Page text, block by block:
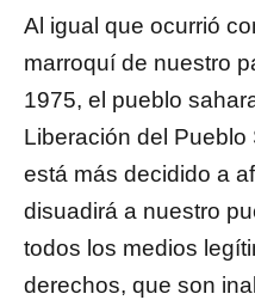
Al igual que ocurrió
marroquí de nuestro
1975, el pueblo
Liberación del
está más decidido a
disuadirá a nuestro
todos los medios
derechos, que son